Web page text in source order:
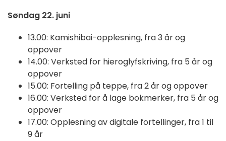
Søndag 22. juni
13.00: Kamishibai-opplesning, fra 3 år og
oppover
14.00: Verksted for hieroglyfskriving, fra 5 år og
oppover
15.00: Fortelling på teppe, fra 2 år og oppover
16.00: Verksted for å lage bokmerker, fra 5 år og
oppover
17.00: Opplesning av digitale fortellinger, fra 1 til
9 år